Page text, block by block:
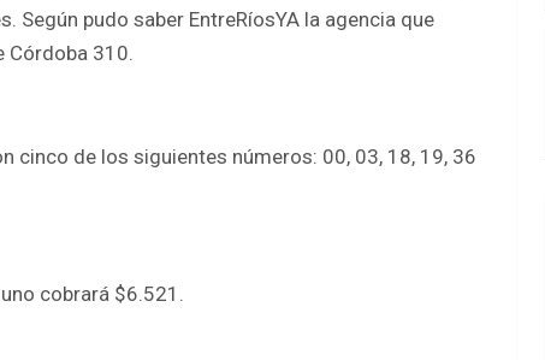
Según pudo saber EntreRíosYA la agencia que
Córdoba 310.
cinco de los siguientes números: 00, 03, 18, 19, 36
cobrará $6.521.